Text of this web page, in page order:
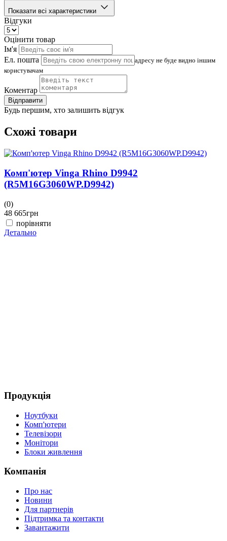
Показати всі характеристики
Відгуки
Оцінити товар
Ім'я
Ел. пошта
адресу не буде видно іншим
користувачам
Коментар
Відправити
Будь першим, хто залишить відгук
Схожі товари
Комп'ютер Vinga Rhino D9942
(R5M16G3060WP.D9942)
(0)
48 665грн
порівняти
Детально
Продукція
Ноутбуки
Комп'ютери
Телевізори
Монітори
Блоки живлення
Компанія
Про нас
Новини
Для партнерів
Підтримка та контакти
Завантажити